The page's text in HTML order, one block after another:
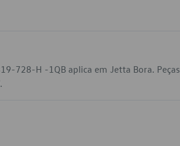
728-H -1QB aplica em Jetta Bora. Peças